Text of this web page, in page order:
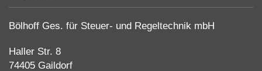
Bölhoff Ges. für Steuer- und Regeltechnik mbH
Haller Str. 8
74405 Gaildorf